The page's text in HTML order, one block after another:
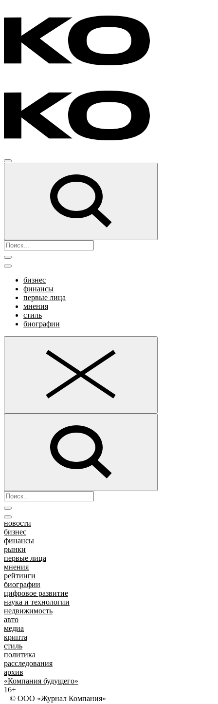
бизнес
финансы
первые лица
мнения
стиль
биографии
новости
бизнес
финансы
рынки
первые лица
мнения
рейтинги
биографии
цифровое развитие
наука и технологии
недвижимость
авто
медиа
крипта
стиль
политика
расследования
архив
«Компания будущего»
16+
© ООО «Журнал Компания»